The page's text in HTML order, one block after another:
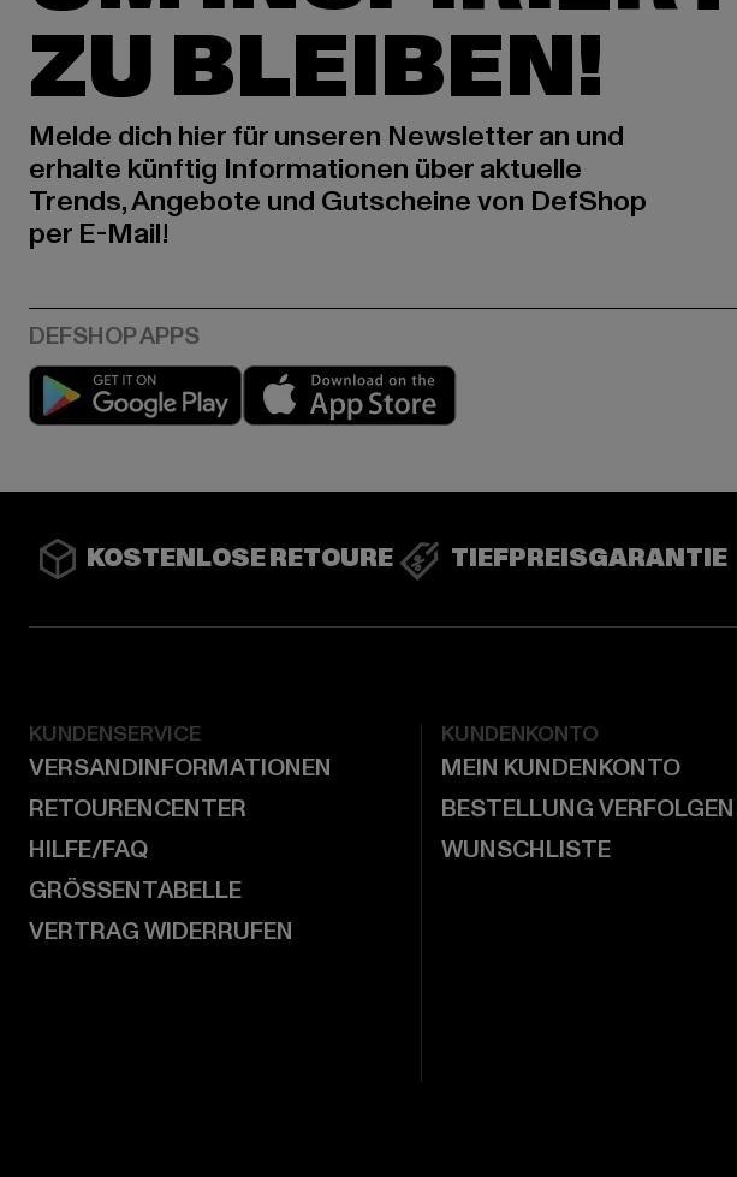
ZU BLEIBEN!
Melde dich hier für unseren Newsletter an und
erhalte künftig Informationen über aktuelle
Trends, Angebote und Gutscheine von DefShop
per E-Mail!
Play market
KOSTENLOSE RETOURE TIEFPREISGARANTIE
KUNDENSERVICE
VERSANDINFORMATIONEN
RETOURENCENTER
HILFE/FAQ
GRÖSSENTABELLE
VERTRAG WIDERRUFEN
KUNDENKONTO
MEIN KUNDENKONTO
BESTELLUNG VERFOLGEN
WUNSCHLISTE